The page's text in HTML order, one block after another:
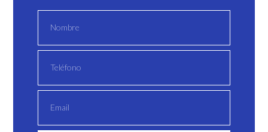
La desconexión digital contribuye a la creación
en la que se valora el bienestar de los
empleados. Esto aumenta la satisfacción laboral
implementación de un protocolo de